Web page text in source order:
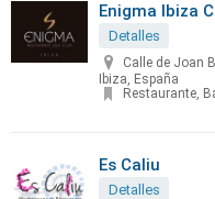
Enigma Ibiza
Detalles
Calle de Joan
Ibiza, España
Restaurante,
Es Caliu
Detalles